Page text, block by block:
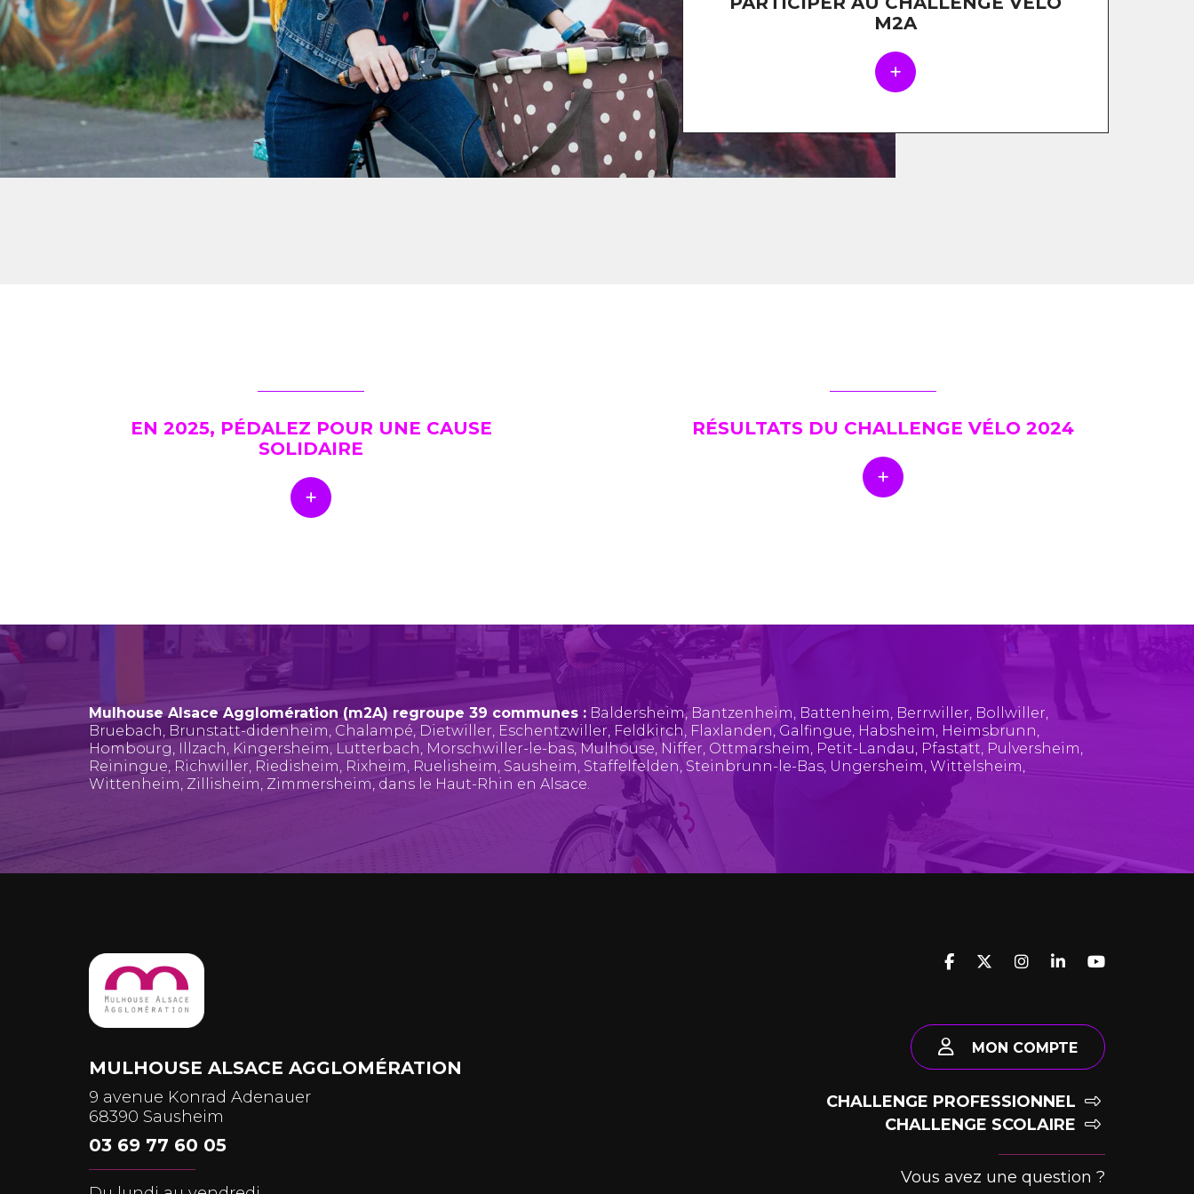
M2A
EN 2025, PÉDALEZ POUR UNE CAUSE
SOLIDAIRE
RÉSULTATS DU CHALLENGE VÉLO 2024
Mulhouse Alsace Agglomération (m2A) regroupe 39 communes : Baldersheim, Bantzenheim, Battenheim, Berrwiller, Bollwiller,
Bruebach, Brunstatt-didenheim, Chalampé, Dietwiller, Eschentzwiller, Feldkirch, Flaxlanden, Galfingue, Habsheim, Heimsbrunn,
Hombourg, Illzach, Kingersheim, Lutterbach, Morschwiller-le-bas,Mulhouse, Niffer, Ottmarsheim, Petit-Landau, Pfastatt, Pulversheim,
Reiningue, Richwiller, Riedisheim, Rixheim, Ruelisheim, Sausheim, Staffelfelden, Steinbrunn-le-Bas, Ungersheim, Wittelsheim,
Wittenheim, Zillisheim, Zimmersheim, dans le Haut-Rhin en Alsace.
MULHOUSE ALSACE AGGLOMÉRATION
9 avenue Konrad Adenauer
68390 Sausheim
03 69 77 60 05
MON COMPTE
CHALLENGE PROFESSIONNEL
CHALLENGE SCOLAIRE
Vous avez une question ?